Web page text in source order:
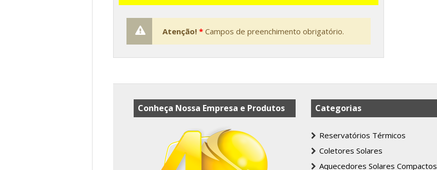
Atenção! * Campos de preenchimento obrigatório.
Conheça Nossa Empresa e Produtos Categorias
Reservatórios Térmicos
Coletores Solares
Aquecedores Solares Compactos